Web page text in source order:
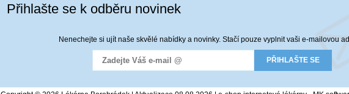
Přihlašte se k odběru novinek
Nenechejte si ujít naše skvělé nabídky a novinky. Stačí pouze vyplnit vaši e-mailovou